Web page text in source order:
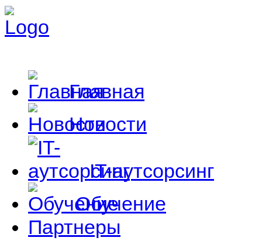
Главная
Новости
IT-аутсорсинг
Обучение
Партнеры